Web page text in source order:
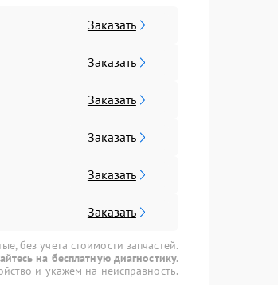
Заказать
Заказать
Заказать
Заказать
Заказать
Заказать
без учета стоимости запчастей.
на бесплатную диагностику.
и укажем на неисправность.